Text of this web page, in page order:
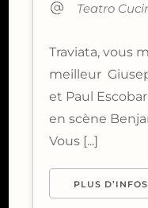
Teatro
Traviata, vous
meilleur
et Paul
en scène
Vous [...]
PLUS D’INFOS